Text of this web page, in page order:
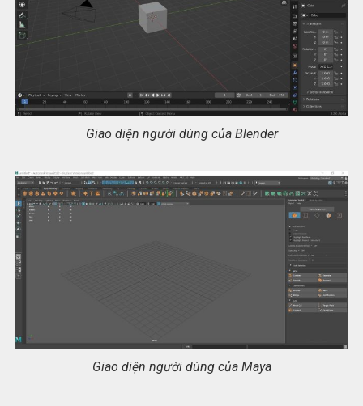
Giao diện người dùng của Blender
Giao diện người dùng của Maya